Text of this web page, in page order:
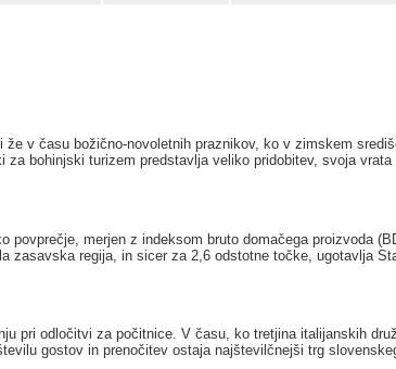
v času božično-novoletnih praznikov, ko v zimskem
bohinjski turizem predstavlja veliko pridobitev, svoja
merjen z indeksom bruto domačega proizvoda
regija, in sicer za 2,6 odstotne točke, ugotavlja
pri odločitvi za počitnice. V času, ko tretjina italijanskih
gostov in prenočitev ostaja najštevilčnejši trg